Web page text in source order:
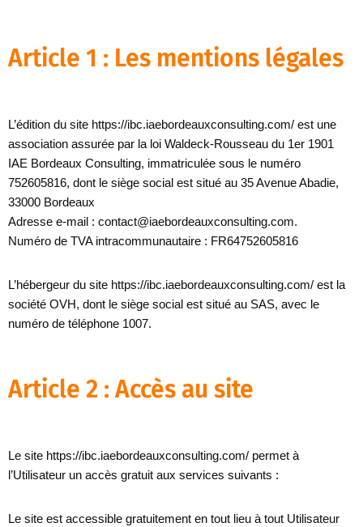
Article 1 : Les mentions légales
L’édition du site https://ibc.iaebordeauxconsulting.com/ est une
association assurée par la loi Waldeck-Rousseau du 1er 1901
IAE Bordeaux Consulting, immatriculée sous le numéro
752605816, dont le siège social est situé au 35 Avenue Abadie,
33000 Bordeaux
Adresse e-mail : contact@iaebordeauxconsulting.com.
Numéro de TVA intracommunautaire : FR64752605816
L’hébergeur du site https://ibc.iaebordeauxconsulting.com/ est la
société OVH, dont le siège social est situé au SAS, avec le
numéro de téléphone 1007.
Article 2 : Accès au site
Le site https://ibc.iaebordeauxconsulting.com/ permet à
l’Utilisateur un accès gratuit aux services suivants :
Le site est accessible gratuitement en tout lieu à tout Utilisateur